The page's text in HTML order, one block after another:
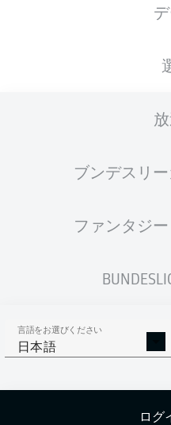
ブンデスリ
ファンタジ
言語をお選びください
日本語
ログ
統計 シー
TACKLES WON